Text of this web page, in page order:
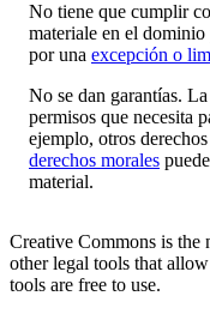
No tiene que cumplir
materiale en el
por una excepción o
No se dan garantías.
permisos que necesita
ejemplo, otros
derechos morales
material.
Creative Commons is the
other legal tools that
tools are free to use.